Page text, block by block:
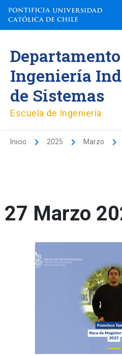
contenido
Ingeniería
de Sistemas
Escuela de Ingeniería
Inicio 2025 Marzo
27 Marzo
de